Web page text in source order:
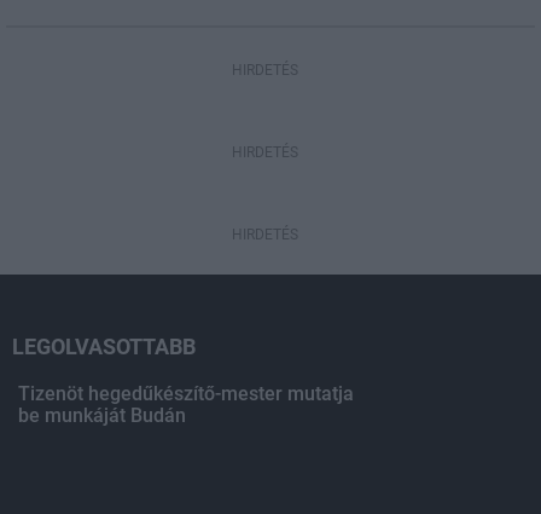
HIRDETÉS
HIRDETÉS
HIRDETÉS
LEGOLVASOTTABB
Tizenöt hegedűkészítő-mester mutatja
be munkáját Budán